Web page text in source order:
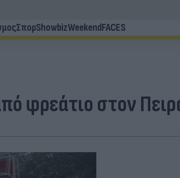
ΣπορShowbizWeekendFACES
φρεάτιο στον